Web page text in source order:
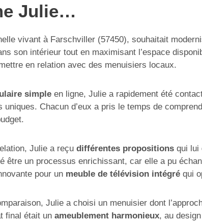
Julie…
vivant à Farschviller (57450), souhaitait
son intérieur tout en maximisant l’espace
en relation avec des menuisiers locaux.
simple en ligne, Julie a rapidement été
uniques. Chacun d’eux a pris le temps de
Julie a reçu différentes propositions qui lui
être un processus enrichissant, car elle a pu
pour un meuble de télévision intégré qui
Julie a choisi un menuisier dont
final était un ameublement harmonieux, au